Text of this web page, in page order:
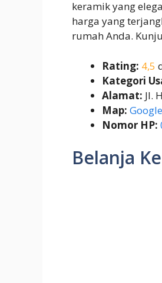
keramik yang
harga yang
rumah Anda.
Rating: 4,5
Kategori
Alamat: Jl.
Map:
Nomor HP:
Belanja